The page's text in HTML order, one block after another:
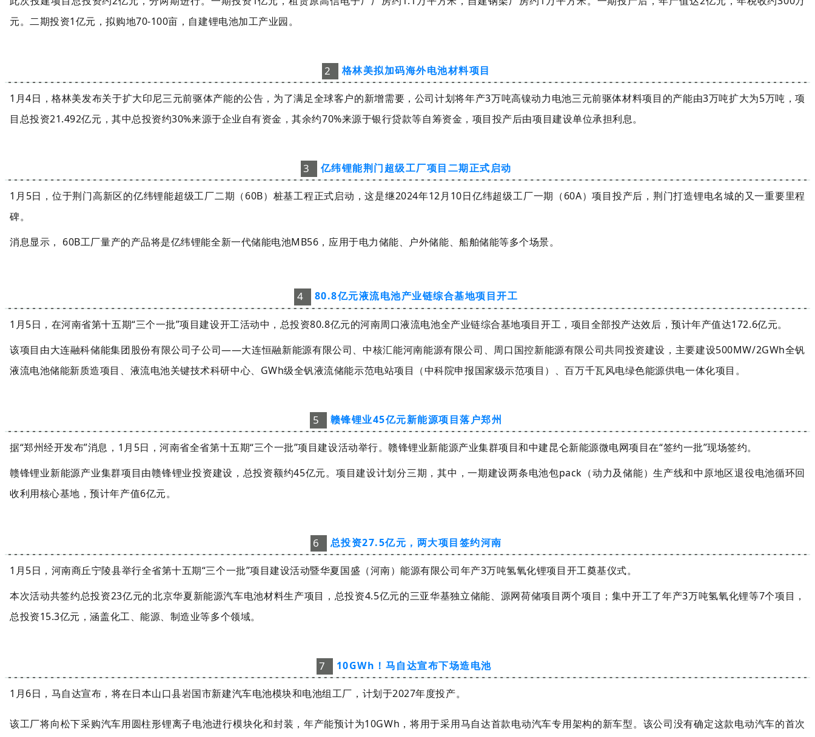
元。二期投资1亿元，拟购地70-100亩，自建锂电池加工产业园。
2 格林美拟加码海外电池材料项目
1月4日，格林美发布关于扩大印尼三元前驱体产能的公告，为了满足全球客户的新增需要，公司计划将年产3万吨高镍动力电池三元前驱体材料项目的产能由3万吨扩大为5万吨，项
目总投资21.492亿元，其中总投资约30%来源于企业自有资金，其余约70%来源于银行贷款等自筹资金，项目投产后由项目建设单位承担利息。
3 亿纬锂能荆门超级工厂项目二期正式启动
1月5日，位于荆门高新区的亿纬锂能超级工厂二期（60B）桩基工程正式启动，这是继2024年12月10日亿纬超级工厂一期（60A）项目投产后，荆门打造锂电名城的又一重要里程
碑。
消息显示， 60B工厂量产的产品将是亿纬锂能全新一代储能电池MB56，应用于电力储能、户外储能、船舶储能等多个场景。
4 80.8亿元液流电池产业链综合基地项目开工
1月5日，在河南省第十五期“三个一批”项目建设开工活动中，总投资80.8亿元的河南周口液流电池全产业链综合基地项目开工，项目全部投产达效后，预计年产值达172.6亿元。
该项目由大连融科储能集团股份有限公司子公司——大连恒融新能源有限公司、中核汇能河南能源有限公司、周口国控新能源有限公司共同投资建设，主要建设500MW/2GWh全钒
液流电池储能新质造项目、液流电池关键技术科研中心、GWh级全钒液流储能示范电站项目（中科院申报国家级示范项目）、百万千瓦风电绿色能源供电一体化项目。
5 赣锋锂业45亿元新能源项目落户郑州
据“郑州经开发布”消息，1月5日，河南省全省第十五期“三个一批”项目建设活动举行。赣锋锂业新能源产业集群项目和中建昆仑新能源微电网项目在“签约一批”现场签约。
赣锋锂业新能源产业集群项目由赣锋锂业投资建设，总投资额约45亿元。项目建设计划分三期，其中，一期建设两条电池包pack（动力及储能）生产线和中原地区退役电池循环回
收利用核心基地，预计年产值6亿元。
6 总投资27.5亿元，两大项目签约河南
1月5日，河南商丘宁陵县举行全省第十五期“三个一批”项目建设活动暨华夏国盛（河南）能源有限公司年产3万吨氢氧化锂项目开工奠基仪式。
本次活动共签约总投资23亿元的北京华夏新能源汽车电池材料生产项目，总投资4.5亿元的三亚华基独立储能、源网荷储项目两个项目；集中开工了年产3万吨氢氧化锂等7个项目，
总投资15.3亿元，涵盖化工、能源、制造业等多个领域。
7 10GWh！马自达宣布下场造电池
1月6日，马自达宣布，将在日本山口县岩国市新建汽车电池模块和电池组工厂，计划于2027年度投产。
该工厂将向松下采购汽车用圆柱形锂离子电池进行模块化和封装，年产能预计为10GWh，将用于采用马自达首款电动汽车专用架构的新车型。该公司没有确定这款电动汽车的首次